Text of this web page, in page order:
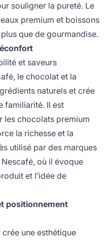
souligner la pureté. Le
premium et boissons
que de gourmandise.
et saveurs
le chocolat et la
naturels et crée
familiarité. Il est
les chocolats premium
la richesse et la
utilisé par des marques
où il évoque
et l’idée de
positionnement
crée une esthétique